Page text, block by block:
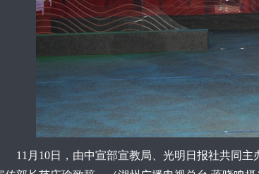
11月10日，由中宣部宣教局、光明日报社共同主